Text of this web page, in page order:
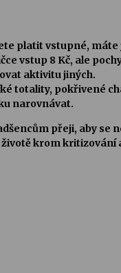
platit vstupné, máte
vstup 8 Kč, ale
aktivitu jiných.
totality, pokřivené
narovnávat.
přeji, aby se
krom kritizování